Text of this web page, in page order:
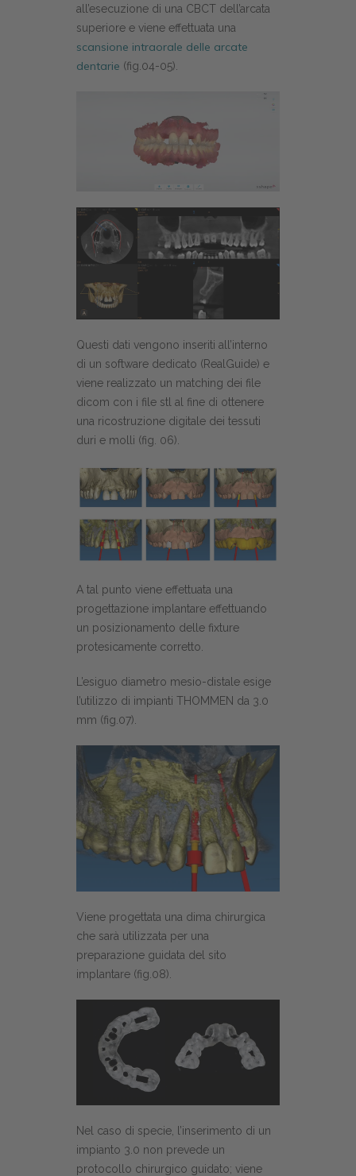
all’esecuzione di una CBCT dell’arcata
superiore e viene effettuata una
scansione intraorale delle arcate
dentarie (fig.04-05).
Questi dati vengono inseriti all’interno
di un software dedicato (RealGuide) e
viene realizzato un matching dei file
dicom con i file stl al fine di ottenere
una ricostruzione digitale dei tessuti
duri e molli (fig. 06).
A tal punto viene effettuata una
progettazione implantare effettuando
un posizionamento delle fixture
protesicamente corretto.
L’esiguo diametro mesio-distale esige
l’utilizzo di impianti THOMMEN da 3.0
mm (fig.07).
Viene progettata una dima chirurgica
che sarà utilizzata per una
preparazione guidata del sito
implantare (fig.08).
Nel caso di specie, l’inserimento di un
impianto 3.0 non prevede un
protocollo chirurgico guidato; viene